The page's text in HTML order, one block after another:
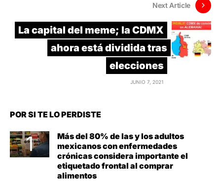
Next Article
La capital del meme; la CDMX
ahora está dividida tras
elecciones
JUNIO 7, 2021
POR SI TE LO PERDISTE
Más del 80% de las y los adultos
mexicanos con enfermedades
crónicas considera importante el
etiquetado frontal al comprar
alimentos